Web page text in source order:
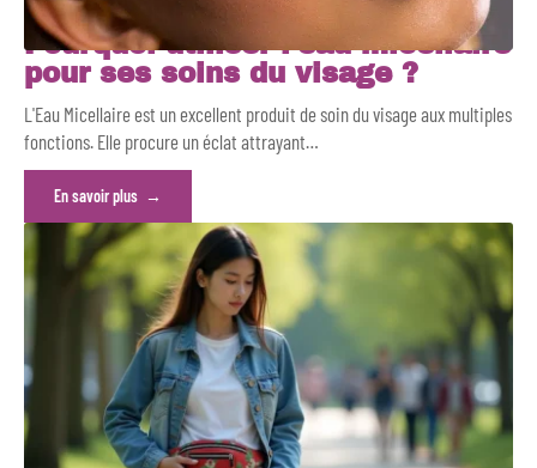
Pourquoi utiliser l’eau micellaire
pour ses soins du visage ?
L'Eau Micellaire est un excellent produit de soin du visage aux multiples
fonctions. Elle procure un éclat attrayant…
En savoir plus